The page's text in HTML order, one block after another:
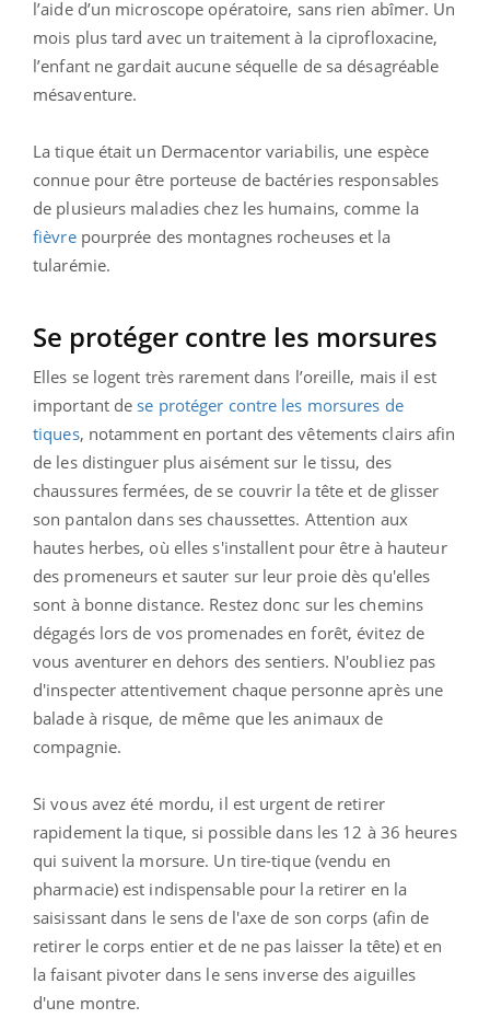
l’aide d’un microscope opératoire, sans rien abîmer. Un
mois plus tard avec un traitement à la ciprofloxacine,
l’enfant ne gardait aucune séquelle de sa désagréable
mésaventure.
La tique était un Dermacentor variabilis, une espèce
connue pour être porteuse de bactéries responsables
de plusieurs maladies chez les humains, comme la
fièvrepourprée des montagnes rocheuses et la
tularémie.
Se protéger contre les morsures
Elles se logent très rarement dans l’oreille, mais il est
important de se protéger contre les morsures de
tiques, notamment en portant des vêtements clairs afin
de les distinguer plus aisément sur le tissu, des
chaussures fermées, de se couvrir la tête et de glisser
son pantalon dans ses chaussettes. Attention aux
hautes herbes, où elles s'installent pour être à hauteur
des promeneurs et sauter sur leur proie dès qu'elles
sont à bonne distance. Restez donc sur les chemins
dégagés lors de vos promenades en forêt, évitez de
vous aventurer en dehors des sentiers. N'oubliez pas
d'inspecter attentivement chaque personne après une
balade à risque, de même que les animaux de
compagnie.
Si vous avez été mordu, il est urgent de retirer
rapidement la tique, si possible dans les 12 à 36 heures
qui suivent la morsure. Un tire-tique (vendu en
pharmacie) est indispensable pour la retirer en la
saisissant dans le sens de l'axe de son corps (afin de
retirer le corps entier et de ne pas laisser la tête) et en
la faisant pivoter dans le sens inverse des aiguilles
d'une montre.